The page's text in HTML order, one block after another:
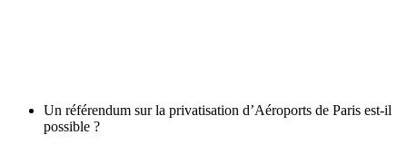
Un référendum sur la privatisation d’Aéroports de Paris est-il
possible ?